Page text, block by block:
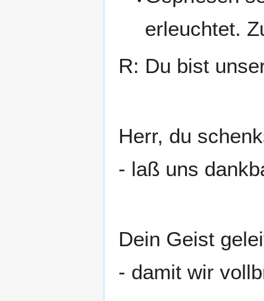
erleuchtet.
R: Du bist
Herr, du
- laß uns
Dein Geist
- damit wir